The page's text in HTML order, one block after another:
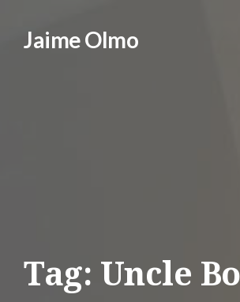
Jaime Olmo
Tag: Uncle